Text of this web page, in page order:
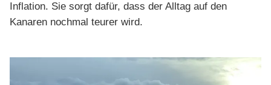
Inflation. Sie sorgt dafür, dass der Alltag auf den
Kanaren nochmal teurer wird.